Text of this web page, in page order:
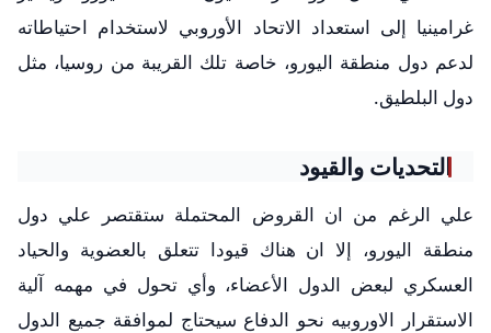
غرامينيا إلى استعداد الاتحاد الأوروبي لاستخدام احتياطاته
لدعم دول منطقة اليورو، خاصة تلك القريبة من روسيا، مثل
دول البلطيق.
التحديات والقيود
علي الرغم من ان القروض المحتملة ستقتصر علي دول
منطقة اليورو، إلا ان هناك قيودا تتعلق بالعضوية والحياد
العسكري لبعض الدول الأعضاء، وأي تحول في مهمه آلية
الاستقرار الاوروبيه نحو الدفاع سيحتاج لموافقة جميع الدول